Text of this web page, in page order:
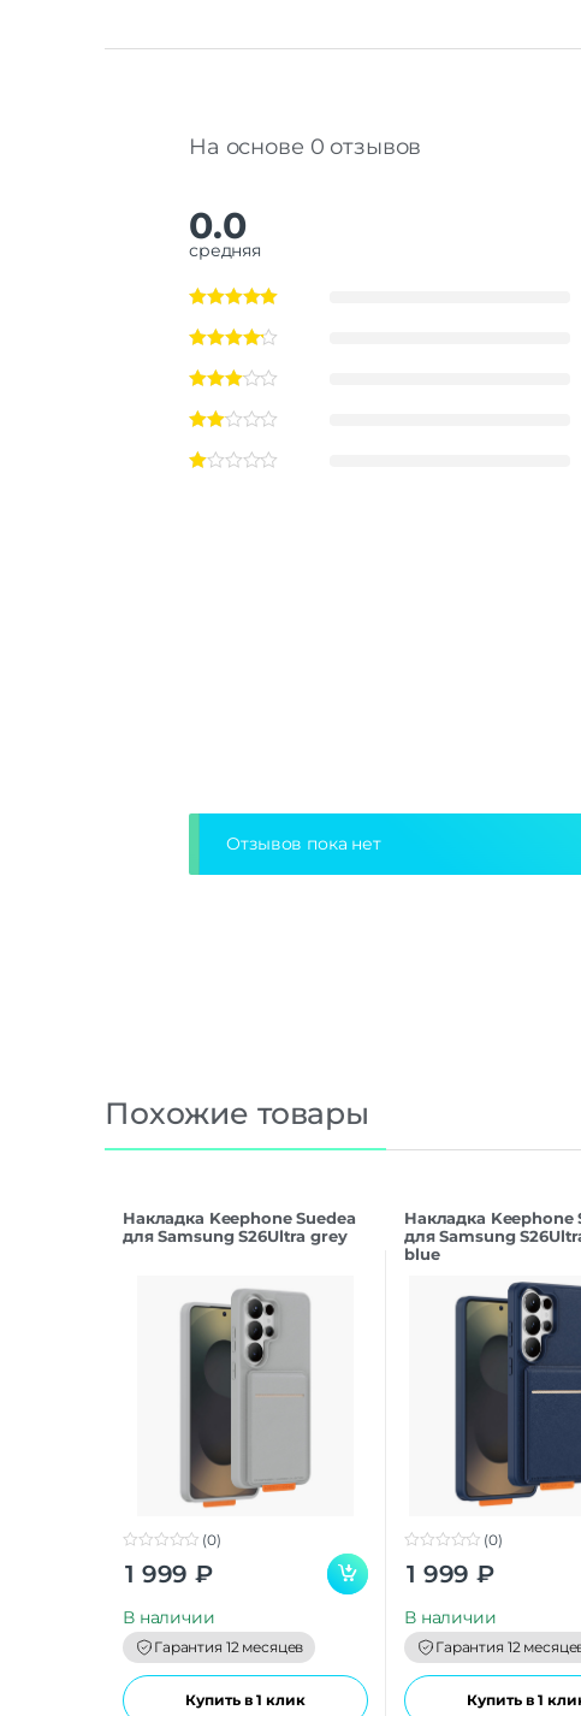
На основе 0 отзывов
0.0
средняя
Отзывов пока нет
Похожие товары
Накладка Keephone Suedea
для Samsung S26Ultra grey
o
(0)
1 999 ₽
В наличии
Гарантия 12 месяцев
Купить в 1 клик
Накладка Keephone
для Samsung
blue
o
(0)
1 999 ₽
В наличии
Гарантия 12
Купить в 1